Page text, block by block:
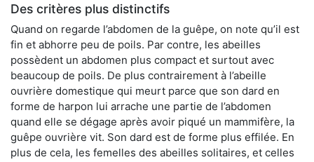
Des critères plus distinctifs
Quand on regarde l’abdomen de la guêpe, on note qu’il est
fin et abhorre peu de poils. Par contre, les abeilles
possèdent un abdomen plus compact et surtout avec
beaucoup de poils. De plus contrairement à l’abeille
ouvrière domestique qui meurt parce que son dard en
forme de harpon lui arrache une partie de l’abdomen
quand elle se dégage après avoir piqué un mammifère, la
guêpe ouvrière vit. Son dard est de forme plus effilée. En
plus de cela, les femelles des abeilles solitaires, et celles